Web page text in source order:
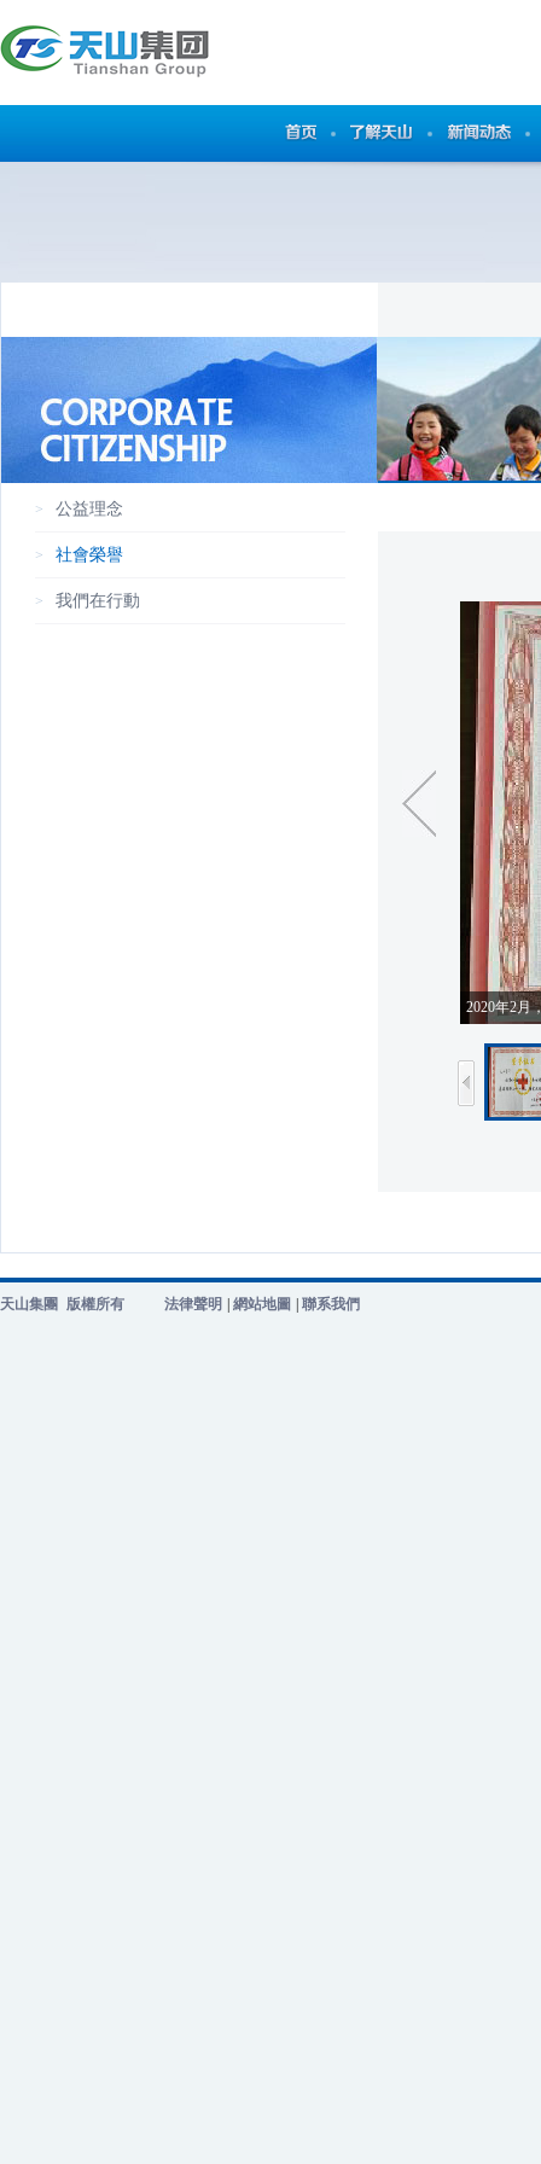
> 公益理念
> 社會榮譽
> 我們在行動
2020年2月
天山集團 版權所有 法律聲明 網站地圖 聯系我們